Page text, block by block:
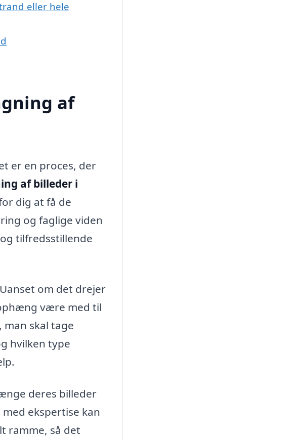
eller hele
af
er en proces, der
af billeder i
dig at få de
og faglige viden
tilfredsstillende
om det drejer
være med til
skal tage
hvilken type
deres billeder
ekspertise kan
ramme, så det